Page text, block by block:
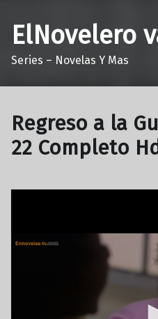
ElNovelero
Series – Novelas Y Mas
Regreso a la
22 Completo